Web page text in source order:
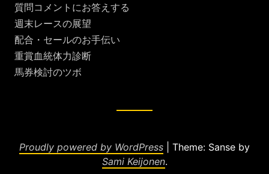
質問コメントにお答えする
週末レースの展望
配合・セールのお手伝い
重賞血統体力診断
馬券検討のツボ
Proudly powered by WordPress
Theme: Sanse by
Sami Keijonen.